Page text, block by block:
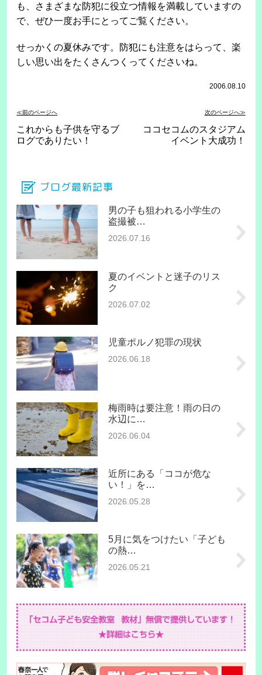
も、さまざまな防犯に役立つ情報を満載していますの
で、ぜひ一度お手にとってご覧ください。
せっかくの夏休みです。防犯にも注意をはらって、楽
しい思い出をたくさんつくってくださいね。
2006.08.10
≪前のページへ 次のページへ≫
これからも子供を守るブ
ログでありたい！
ココセコムのスタジアム
イベント大成功！
ブログ最新記事
男の子も狙われる小学生の
盗撮被…
2026.07.16
夏のイベントと迷子のリス
ク
2026.07.02
児童ポルノ犯罪の現状
2026.06.18
梅雨時は要注意！雨の日の
水辺に…
2026.06.04
近所にある「ココが危な
い！」を…
2026.05.28
5月に気をつけたい「子ども
の熱…
2026.05.21